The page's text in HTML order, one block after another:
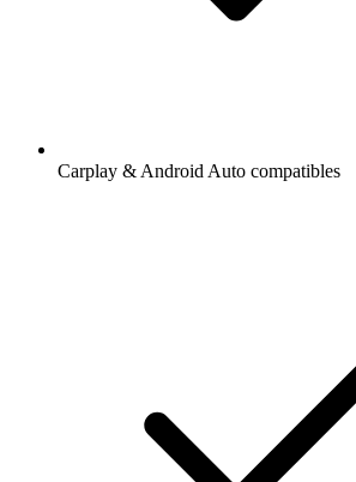
Carplay & Android Auto compatibles